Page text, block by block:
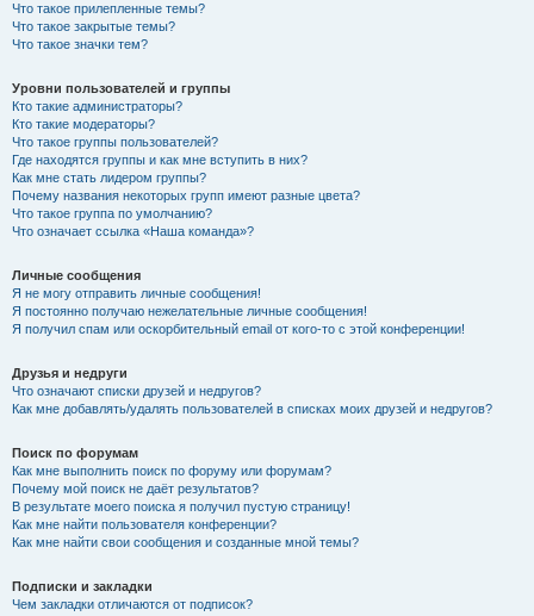
Что такое прилепленные темы?
Что такое закрытые темы?
Что такое значки тем?
Уровни пользователей и группы
Кто такие администраторы?
Кто такие модераторы?
Что такое группы пользователей?
Где находятся группы и как мне вступить в них?
Как мне стать лидером группы?
Почему названия некоторых групп имеют разные цвета?
Что такое группа по умолчанию?
Что означает ссылка «Наша команда»?
Личные сообщения
Я не могу отправить личные сообщения!
Я постоянно получаю нежелательные личные сообщения!
Я получил спам или оскорбительный email от кого-то с этой конференции!
Друзья и недруги
Что означают списки друзей и недругов?
Как мне добавлять/удалять пользователей в списках моих друзей и недругов?
Поиск по форумам
Как мне выполнить поиск по форуму или форумам?
Почему мой поиск не даёт результатов?
В результате моего поиска я получил пустую страницу!
Как мне найти пользователя конференции?
Как мне найти свои сообщения и созданные мной темы?
Подписки и закладки
Чем закладки отличаются от подписок?